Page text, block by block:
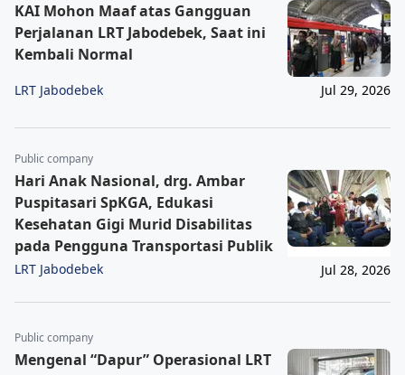
KAI Mohon Maaf atas Gangguan
Perjalanan LRT Jabodebek, Saat ini
Kembali Normal
LRT Jabodebek Jul 29, 2026
Public company
Hari Anak Nasional, drg. Ambar
Puspitasari SpKGA, Edukasi
Kesehatan Gigi Murid Disabilitas
pada Pengguna Transportasi Publik
LRT Jabodebek Jul 28, 2026
Public company
Mengenal “Dapur” Operasional LRT